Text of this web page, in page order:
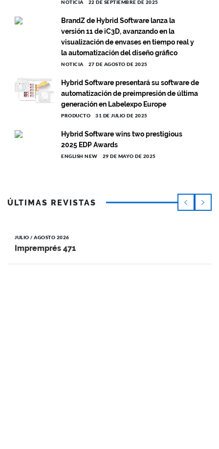
NOTICIA 22 DE SEPTIEMBRE DE 2025
BrandZ de Hybrid Software lanza la
versión 11 de iC3D, avanzando en la
visualización de envases en tiempo real y
la automatización del diseño gráfico
NOTICIA 27 DE AGOSTO DE 2025
Hybrid Software presentará su software de
automatización de preimpresión de última
generación en Labelexpo Europe
PRODUCTO 31 DE JULIO DE 2025
Hybrid Software wins two prestigious
2025 EDP Awards
ENGLISH NEW 29 DE MAYO DE 2025
ÚLTIMAS REVISTAS
JULIO / AGOSTO 2026
Impremprés 471